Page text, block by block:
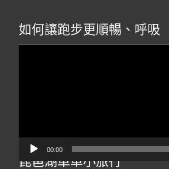
如何讓跑步更順暢、呼吸
00:00
琵琶湖單車小旅行